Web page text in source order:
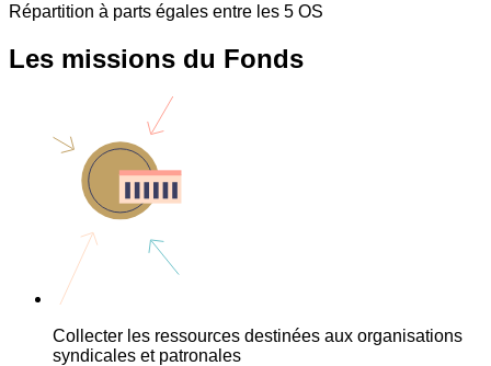
Répartition à parts égales entre les 5 OS
Les missions du Fonds
Collecter les ressources destinées aux organisations
syndicales et patronales